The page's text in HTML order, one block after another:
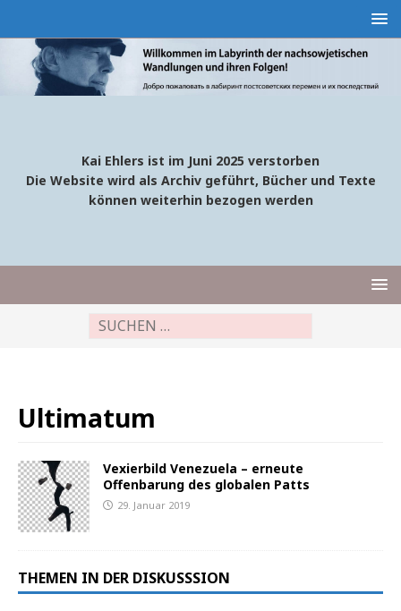
Kai Ehlers ist im Juni 2025 verstorben
Die Website wird als Archiv geführt, Bücher und Texte
können weiterhin bezogen werden
Ultimatum
Vexierbild Venezuela – erneute
Offenbarung des globalen Patts
29. Januar 2019
THEMEN IN DER DISKUSSSION